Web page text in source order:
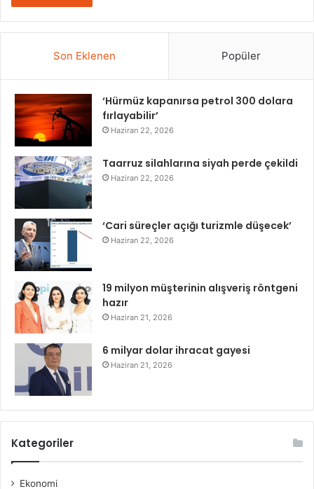
Son Eklenen Popüler
‘Hürmüz kapanırsa petrol 300 dolara
fırlayabilir’
Haziran 22, 2026
Taarruz silahlarına siyah perde çekildi
Haziran 22, 2026
‘Cari süreçler açığı turizmle düşecek’
Haziran 22, 2026
19 milyon müşterinin alışveriş röntgeni
hazır
Haziran 21, 2026
6 milyar dolar ihracat gayesi
Haziran 21, 2026
Kategoriler
Ekonomi